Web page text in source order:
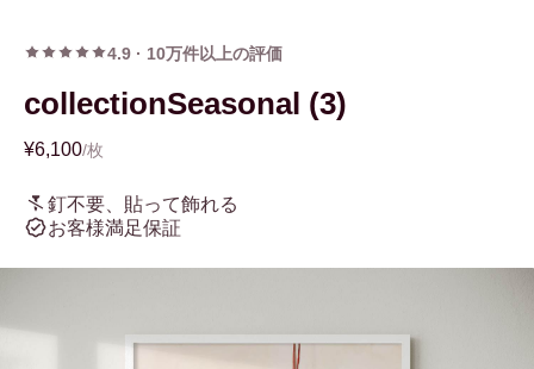
4.9 · 10万件以上の評価
collectionSeasonal (3)
¥6,100/枚
釘不要、貼って飾れる
お客様満足保証